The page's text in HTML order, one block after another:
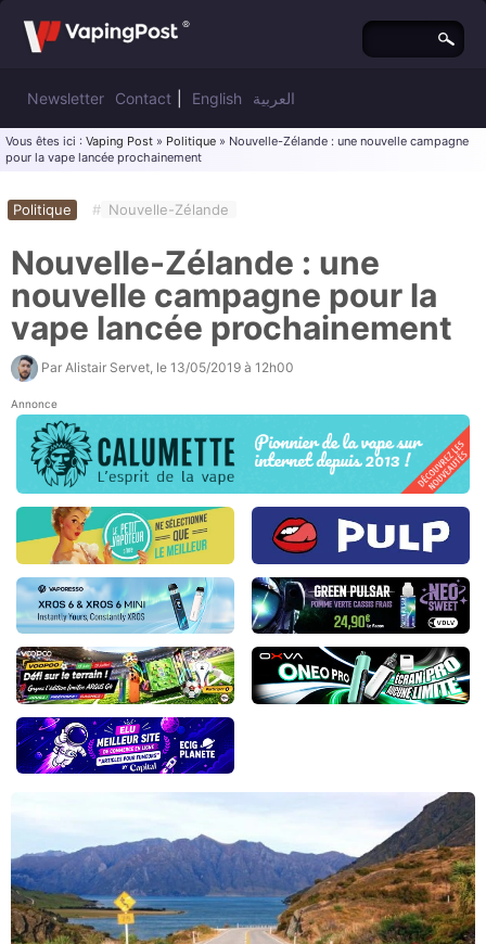
Newsletter Contact English العربية
Vous êtes ici : Vaping Post » Politique » Nouvelle-Zélande : une nouvelle campagne
pour la vape lancée prochainement
Politique # Nouvelle-Zélande
Nouvelle-Zélande : une
nouvelle campagne pour la
vape lancée prochainement
Par Alistair Servet , le 13/05/2019 à 12h00
Annonce